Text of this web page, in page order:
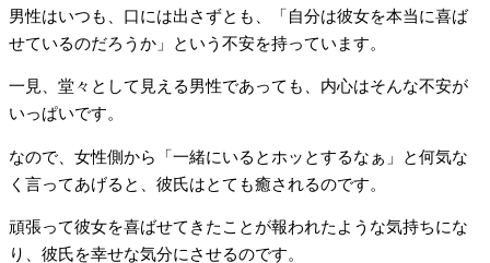
男性はいつも、口には出さずとも、「自分は彼女を本当に喜ば
せているのだろうか」という不安を持っています。
一見、堂々として見える男性であっても、内心はそんな不安が
いっぱいです。
なので、女性側から「一緒にいるとホッとするなぁ」と何気な
く言ってあげると、彼氏はとても癒されるのです。
頑張って彼女を喜ばせてきたことが報われたような気持ちにな
り、彼氏を幸せな気分にさせるのです。